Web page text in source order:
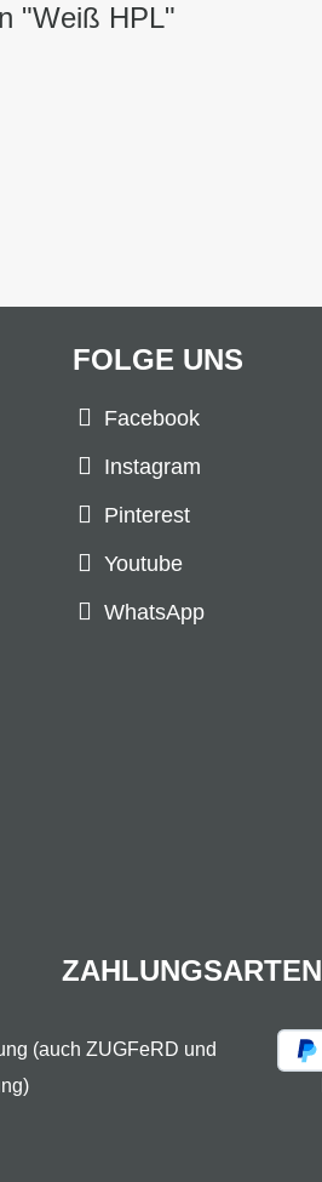
"Weiß HPL"
FOLGE UNS
Facebook
Instagram
Pinterest
Youtube
WhatsApp
ZAHLUNGSARTEN
(auch ZUGFeRD und